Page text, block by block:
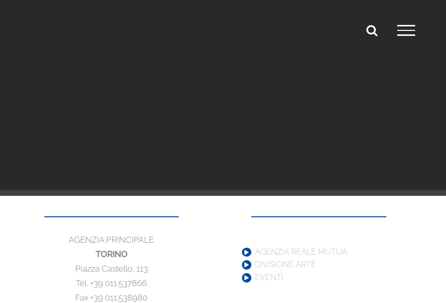
AGENZIA PRINCIPALE
TORINO
Piazza Castello, 113
Tel. +39 011.537866
Fax +39 011.538980
AGENZIA REALE MUTUA
DIVISIONE ARTE
EVENTI